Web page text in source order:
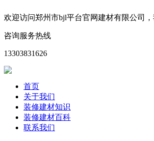
欢迎访问郑州市bjl平台官网建材有限公司
咨询服务热线
13303831626
首页
关于我们
装修建材知识
装修建材百科
联系我们